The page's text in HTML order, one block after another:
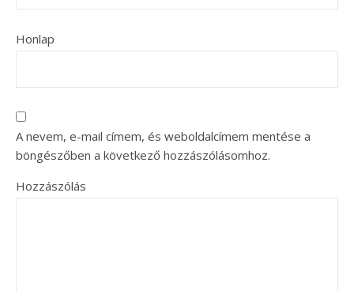
Honlap
A nevem, e-mail címem, és weboldalcímem mentése a
böngészőben a következő hozzászólásomhoz.
Hozzászólás